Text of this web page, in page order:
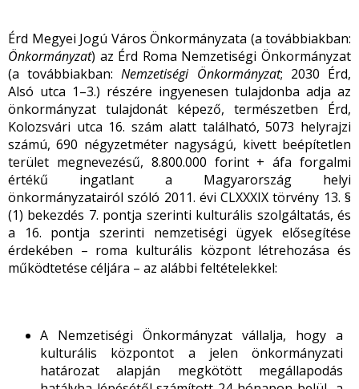
Érd Megyei Jogú Város Önkormányzata (a továbbiakban:
Önkormányzat) az Érd Roma Nemzetiségi Önkormányzat
(a továbbiakban:Nemzetiségi Önkormányzat; 2030 Érd,
Alsó utca 1–3.) részére ingyenesen tulajdonba adja az
önkormányzat tulajdonát képező, természetben Érd,
Kolozsvári utca 16. szám alatt található, 5073 helyrajzi
számú, 690 négyzetméter nagyságú, kivett beépítetlen
terület megnevezésű, 8.800.000 forint + áfa forgalmi
értékű ingatlant a Magyarország helyi
önkormányzatairól szóló 2011. évi CLXXXIX törvény 13. §
(1) bekezdés 7. pontja szerinti kulturális szolgáltatás, és
a 16. pontja szerinti nemzetiségi ügyek elősegítése
érdekében – roma kulturális központ létrehozása és
működtetése céljára – az alábbi feltételekkel:
A Nemzetiségi Önkormányzat vállalja, hogy a
kulturális központot a jelen önkormányzati
határozat alapján megkötött megállapodás